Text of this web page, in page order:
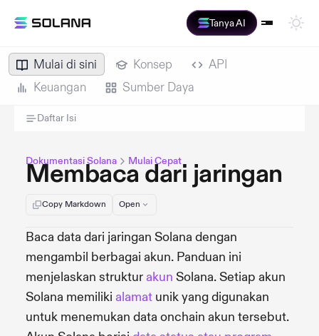
Tanya AI
Mulai di sini Konsep
API
Keuangan
Sumber Daya
Daftar Isi
Dokumentasi Solana Mulai Cepat
Membaca dari jaringan
Copy Markdown Open
Baca data dari jaringan Solana dengan
mengambil berbagai akun. Panduan ini
menjelaskan strukturakun Solana. Setiap akun
Solana memiliki alamat unik yang digunakan
untuk menemukan data onchain akun tersebut.